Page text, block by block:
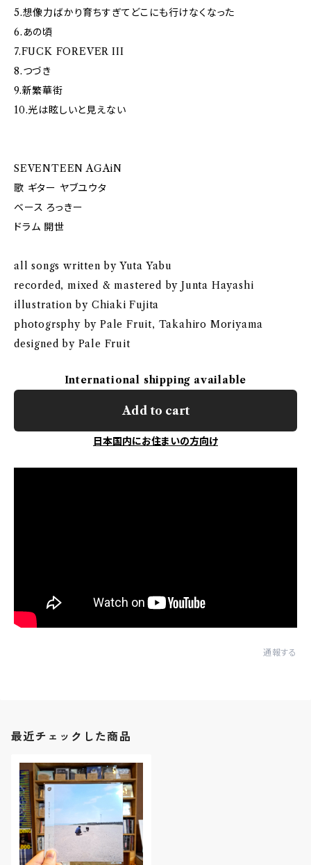
5.想像⼒ばかり育ちすぎてどこにも⾏けなくなった
6.あの頃
7.FUCK FOREVER III
8.つづき
9.新繁華街
10.光は眩しいと⾒えない
SEVENTEEN AGAiN
歌 ギター ヤブユウタ
ベース ろっきー
ドラム 開世
all songs written by Yuta Yabu
recorded, mixed & mastered by Junta Hayashi
illustration by Chiaki Fujita
photogrsphy by Pale Fruit, Takahiro Moriyama
designed by Pale Fruit
International shipping available
Add to cart
日本国内にお住まいの方向け
通報する
最近チェックした商品